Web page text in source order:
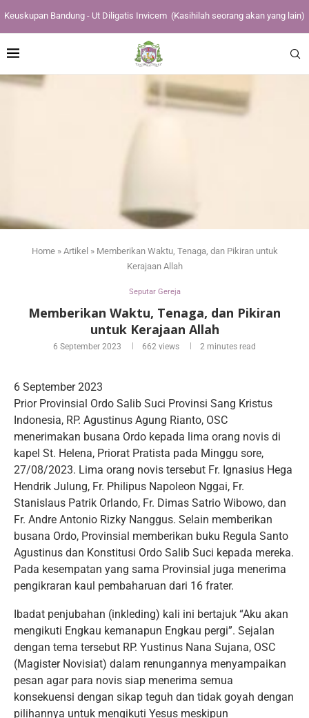
Keuskupan Bandung - Ut Diligatis Invicem (Kasihilah seorang akan yang lain)
Home» Artikel » Memberikan Waktu, Tenaga, dan Pikiran untuk
Kerajaan Allah
Seputar Gereja
Memberikan Waktu, Tenaga, dan Pikiran
untuk Kerajaan Allah
6 September 2023 662 views 2 minutes read
6 September 2023
Prior Provinsial Ordo Salib Suci Provinsi Sang Kristus
Indonesia, RP. Agustinus Agung Rianto, OSC
menerimakan busana Ordo kepada lima orang novis di
kapel St. Helena, Priorat Pratista pada Minggu sore,
27/08/2023. Lima orang novis tersebut Fr. Ignasius Hega
Hendrik Julung, Fr. Philipus Napoleon Nggai, Fr.
Stanislaus Patrik Orlando, Fr. Dimas Satrio Wibowo, dan
Fr. Andre Antonio Rizky Nanggus. Selain memberikan
busana Ordo, Provinsial memberikan buku Regula Santo
Agustinus dan Konstitusi Ordo Salib Suci kepada mereka.
Pada kesempatan yang sama Provinsial juga menerima
pengikraran kaul pembaharuan dari 16 frater.
Ibadat penjubahan (inkleding) kali ini bertajuk “Aku akan
mengikuti Engkau kemanapun Engkau pergi”. Sejalan
dengan tema tersebut RP. Yustinus Nana Sujana, OSC
(Magister Novisiat) dalam renungannya menyampaikan
pesan agar para novis siap menerima semua
konsekuensi dengan sikap teguh dan tidak goyah dengan
pilihannya untuk mengikuti Yesus meskipun